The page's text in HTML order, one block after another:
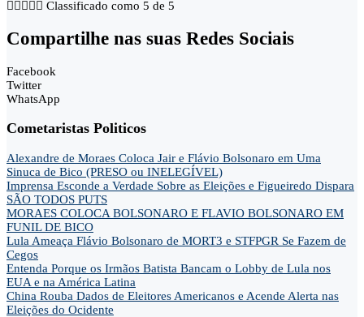
     Classificado como 5 de 5
Compartilhe nas suas Redes Sociais
Facebook
Twitter
WhatsApp
Cometaristas Politicos
Alexandre de Moraes Coloca Jair e Flávio Bolsonaro em Uma
Sinuca de Bico (PRESO ou INELEGÍVEL)
Imprensa Esconde a Verdade Sobre as Eleições e Figueiredo Dispara
SÃO TODOS PUTS
MORAES COLOCA BOLSONARO E FLAVIO BOLSONARO EM
FUNIL DE BICO
Lula Ameaça Flávio Bolsonaro de MORT3 e STFPGR Se Fazem de
Cegos
Entenda Porque os Irmãos Batista Bancam o Lobby de Lula nos
EUA e na América Latina
China Rouba Dados de Eleitores Americanos e Acende Alerta nas
Eleições do Ocidente